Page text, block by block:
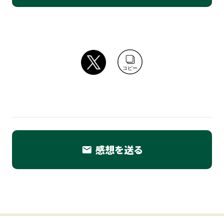
コピー
email 感想を送る